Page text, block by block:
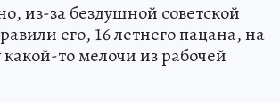
из-за бездушной советской
его, 16 летнего пацана, на
какой-то мелочи из рабочей